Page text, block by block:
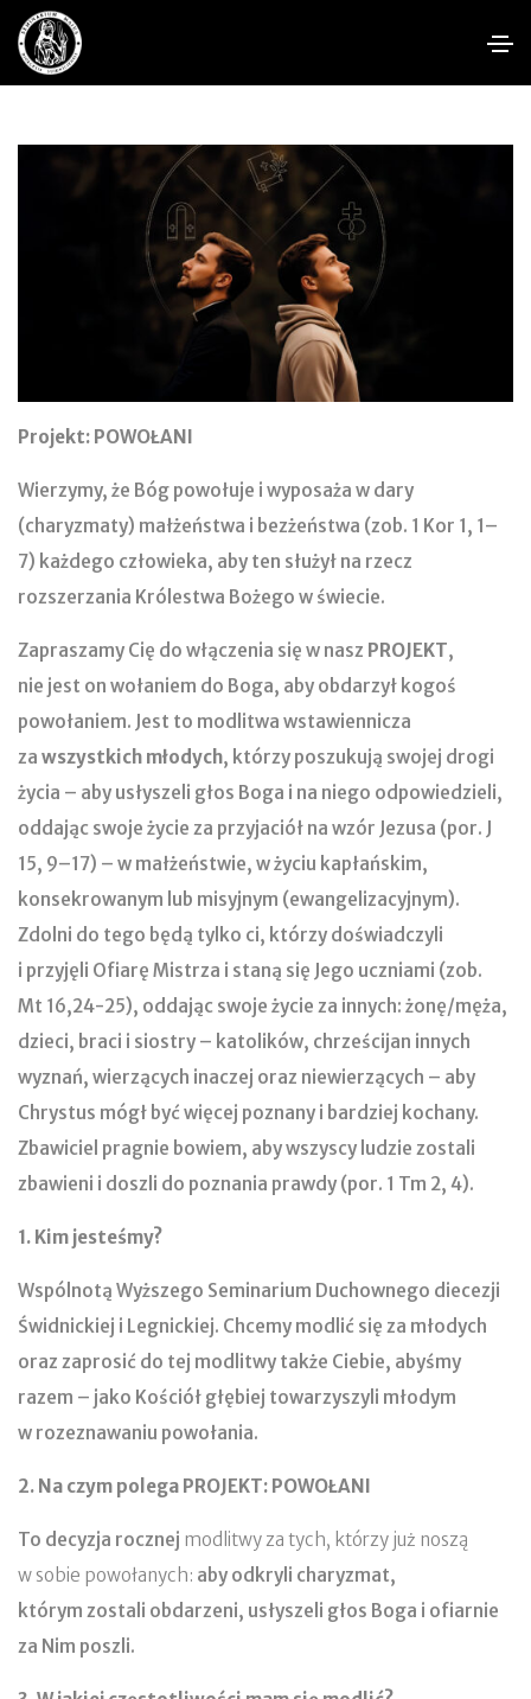
Projekt: POWOŁANI
Wierzymy, że Bóg powołuje i wyposaża w dary
(charyzmaty) małżeństwa i bezżeństwa (zob. 1 Kor 1, 1–
7) każdego człowieka, aby ten służył na rzecz
rozszerzania Królestwa Bożego w świecie.
Zapraszamy Cię do włączenia się w nasz PROJEKT,
nie jest on wołaniem do Boga, aby obdarzył kogoś
powołaniem. Jest to modlitwa wstawiennicza
za wszystkich młodych, którzy poszukują swojej drogi
życia – aby usłyszeli głos Boga i na niego odpowiedzieli,
oddając swoje życie za przyjaciół na wzór Jezusa (por. J
15, 9–17) – w małżeństwie, w życiu kapłańskim,
konsekrowanym lub misyjnym (ewangelizacyjnym).
Zdolni do tego będą tylko ci, którzy doświadczyli
i przyjęli Ofiarę Mistrza i staną się Jego uczniami (zob.
Mt 16,24-25), oddając swoje życie za innych: żonę/męża,
dzieci, braci i siostry – katolików, chrześcijan innych
wyznań, wierzących inaczej oraz niewierzących – aby
Chrystus mógł być więcej poznany i bardziej kochany.
Zbawiciel pragnie bowiem, aby wszyscy ludzie zostali
zbawieni i doszli do poznania prawdy (por. 1 Tm 2, 4).
1. Kim jesteśmy?
Wspólnotą Wyższego Seminarium Duchownego diecezji
Świdnickiej i Legnickiej. Chcemy modlić się za młodych
oraz zaprosić do tej modlitwy także Ciebie, abyśmy
razem – jako Kościół głębiej towarzyszyli młodym
w rozeznawaniu powołania.
2. Na czym polega PROJEKT: POWOŁANI
To decyzja rocznej modlitwy za tych, którzy już noszą
w sobie powołanych: aby odkryli charyzmat,
którym zostali obdarzeni, usłyszeli głos Boga i ofiarnie
za Nim poszli.